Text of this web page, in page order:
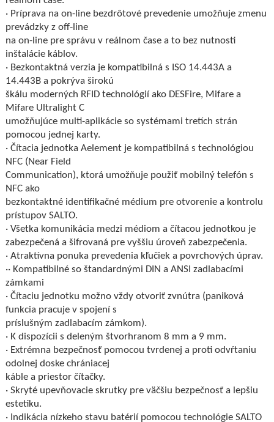
· Príprava na on-line bezdrôtové prevedenie umožňuje zmenu
prevádzky z off-line
na on-line pre správu v reálnom čase a to bez nutnosti
inštalácie káblov.
· Bezkontaktná verzia je kompatibilná s ISO 14.443A a
14.443B a pokrýva širokú
škálu moderných RFID technológií ako DESFire, Mifare a
Mifare Ultralight C
umožňujúce multi-aplikácie so systémami tretích strán
pomocou jednej karty.
· Čítacia jednotka Aelement je kompatibilná s technológiou
NFC (Near Field
Communication), ktorá umožňuje použiť mobilný telefón s
NFC ako
bezkontaktné identifikačné médium pre otvorenie a kontrolu
prístupov SALTO.
· Všetka komunikácia medzi médiom a čítacou jednotkou je
zabezpečená a šifrovaná pre vyššiu úroveň zabezpečenia.
· Atraktívna ponuka prevedenia kľučiek a povrchových úprav.
·· Kompatibilné so štandardnými DIN a ANSI zadlabacími
zámkami
· Čítaciu jednotku možno vždy otvoriť zvnútra (paniková
funkcia pracuje v spojení s
príslušným zadlabacím zámkom).
· K dispozícii s deleným štvorhranom 8 mm a 9 mm.
· Extrémna bezpečnosť pomocou tvrdenej a proti odvŕtaniu
odolnej doske chrániacej
káble a priestor čítačky.
· Skryté upevňovacie skrutky pre väčšiu bezpečnosť a lepšiu
estetiku.
· Indikácia nízkeho stavu batérií pomocou technológie SALTO